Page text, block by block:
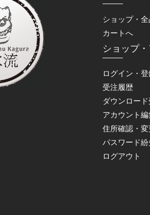
ショップ・全
カートへ
ショップ
ログイン・
受注履歴
ダウンロー
アカウント
住所確認・変
パスワード紛
ログアウト